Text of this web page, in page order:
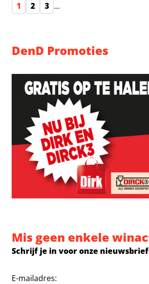
1
2 3 ...
DenD Promoties
Mis geen enkele
Schrijf je in voor onze nieuwsbrief
E-mailadres: